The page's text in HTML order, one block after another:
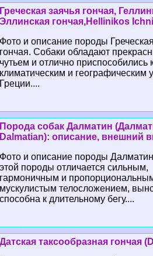
Греческая заячья гончая,
Эллинская гончая,Hellinikos
Фото и описание породы
гончая. Собаки обладают
чутьем и отлично приспособились
климатическим и географическим
Греции....
Порода собак Далматин
Dalmatian): описание, внешний
Фото и описание породы
этой породы отличается сильным,
гармоничным и
мускулистым телосложением,
способна к длительному бегу....
Датская таксообразная гончая